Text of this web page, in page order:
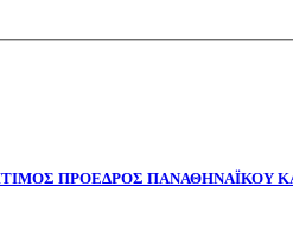
ΠΡΟΕΔΡΟΣ ΠΑΝΑΘΗΝΑΪΚΟΥ